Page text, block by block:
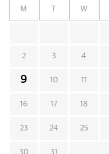
M W
2 3 4
9 10 11
16 17 18
23 24 25
30 31